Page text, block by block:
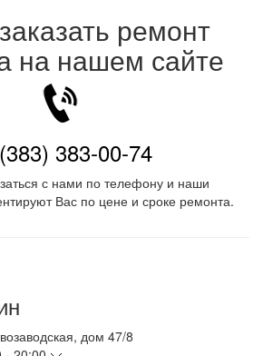
ремонт
на нашем сайте
383-00-74
с нами по телефону и наши
Вас по цене и сроке ремонта.
дом 47/8